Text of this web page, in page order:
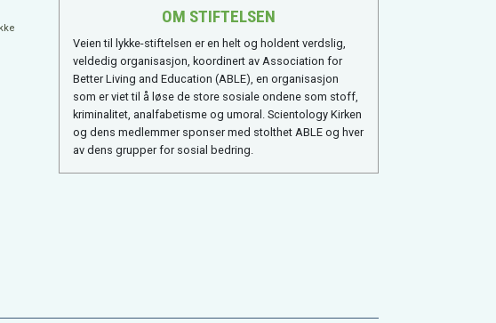
OM STIFTELSEN
Veien til lykke-stiftelsen er en helt og holdent verdslig,
veldedig organisasjon, koordinert av Association for
Better Living and Education (ABLE), en organisasjon
som er viet til å løse de store sosiale ondene som stoff,
kriminalitet, analfabetisme og umoral. Scientology Kirken
og dens medlemmer sponser med stolthet ABLE og hver
av dens grupper for sosial bedring.